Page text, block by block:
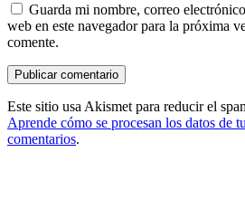
Guarda mi nombre, correo
web en este navegador para la próxima
comente.
Este sitio usa Akismet para reducir el
Aprende cómo se procesan los datos de
comentarios.